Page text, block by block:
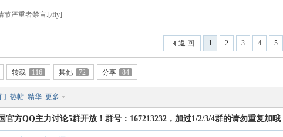
节严重者禁言.[/fly]
1 2 3 4 5
返 回
转载 116 其他 72 分享 84
热帖 精华 更多
官方QQ主力讨论5群开放！群号：167213232，加过1/2/3/4群的请勿重复加哦